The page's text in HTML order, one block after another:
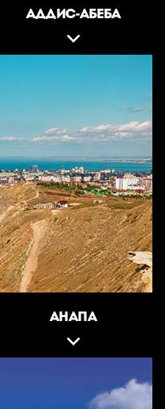
АДДИС-АБЕБА
АНАПА